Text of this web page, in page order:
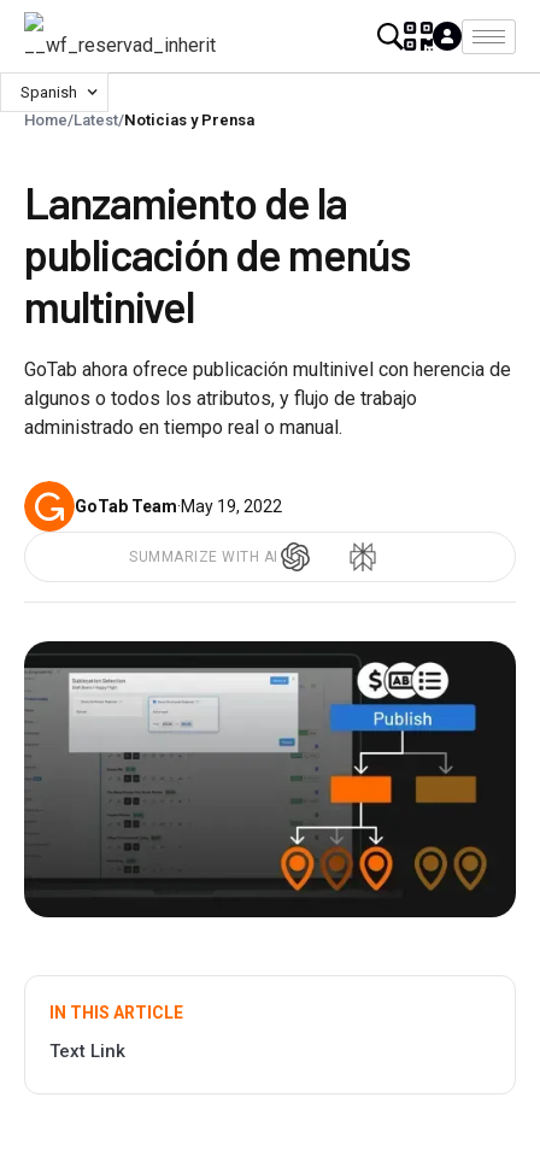
Spanish
Home/Latest/Noticias y Prensa
Lanzamiento de la
publicación de menús
multinivel
GoTab ahora ofrece publicación multinivel con herencia de
algunos o todos los atributos, y flujo de trabajo
administrado en tiempo real o manual.
GoTab Team·May 19, 2022
SUMMARIZE WITH AI
IN THIS ARTICLE
Text Link